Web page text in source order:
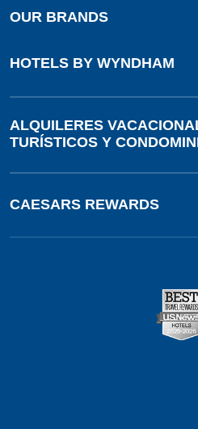
OUR BRANDS
HOTELS BY WYNDHAM
ALQUILERES
TURÍSTICOS Y
CAESARS REWARDS